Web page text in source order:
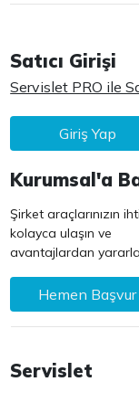
Satıcı Girişi
Servislet PRO ile
Giriş Yap
Kurumsal'a
Şirket araçlarınızın
kolayca ulaşın ve
avantajlardan
Hemen Başvur
Servislet